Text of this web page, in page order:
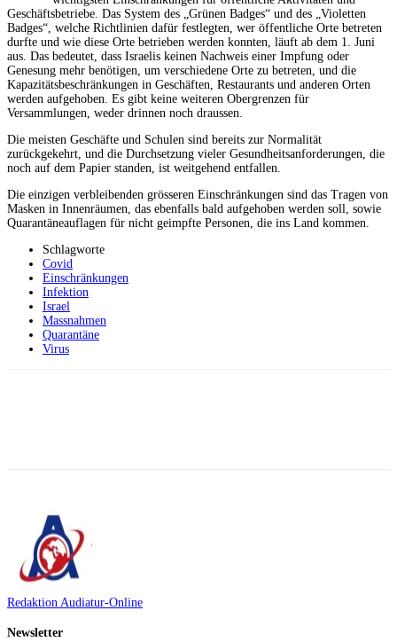
Geschäftsbetriebe. Das System des „Grünen Badges“ und des „Violetten
Badges“, welche Richtlinien dafür festlegten, wer öffentliche Orte betreten
durfte und wie diese Orte betrieben werden konnten, läuft ab dem 1. Juni
aus. Das bedeutet, dass Israelis keinen Nachweis einer Impfung oder
Genesung mehr benötigen, um verschiedene Orte zu betreten, und die
Kapazitätsbeschränkungen in Geschäften, Restaurants und anderen Orten
werden aufgehoben. Es gibt keine weiteren Obergrenzen für
Versammlungen, weder drinnen noch draussen.
Die meisten Geschäfte und Schulen sind bereits zur Normalität
zurückgekehrt, und die Durchsetzung vieler Gesundheitsanforderungen, die
noch auf dem Papier standen, ist weitgehend entfallen.
Die einzigen verbleibenden grösseren Einschränkungen sind das Tragen von
Masken in Innenräumen, das ebenfalls bald aufgehoben werden soll, sowie
Quarantäneauflagen für nicht geimpfte Personen, die ins Land kommen.
Schlagworte
Covid
Einschränkungen
Infektion
Israel
Massnahmen
Quarantäne
Virus
Redaktion Audiatur-Online
Newsletter